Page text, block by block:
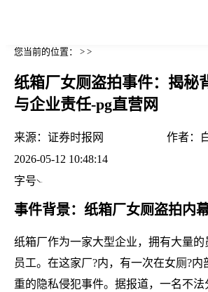
您当前的位置： > >
纸箱厂女厕盗拍事件：揭秘
与企业责任-pg直营网
来源： 证券时报网 作者：
2026-05-12 10:48:14
字号
事件背景：纸箱厂女厕盗拍内
纸箱厂作为一家大型企业，拥有大量
员工。在这家厂?内，有一次在女厕?
重的隐私侵犯事件。据报道，一名不